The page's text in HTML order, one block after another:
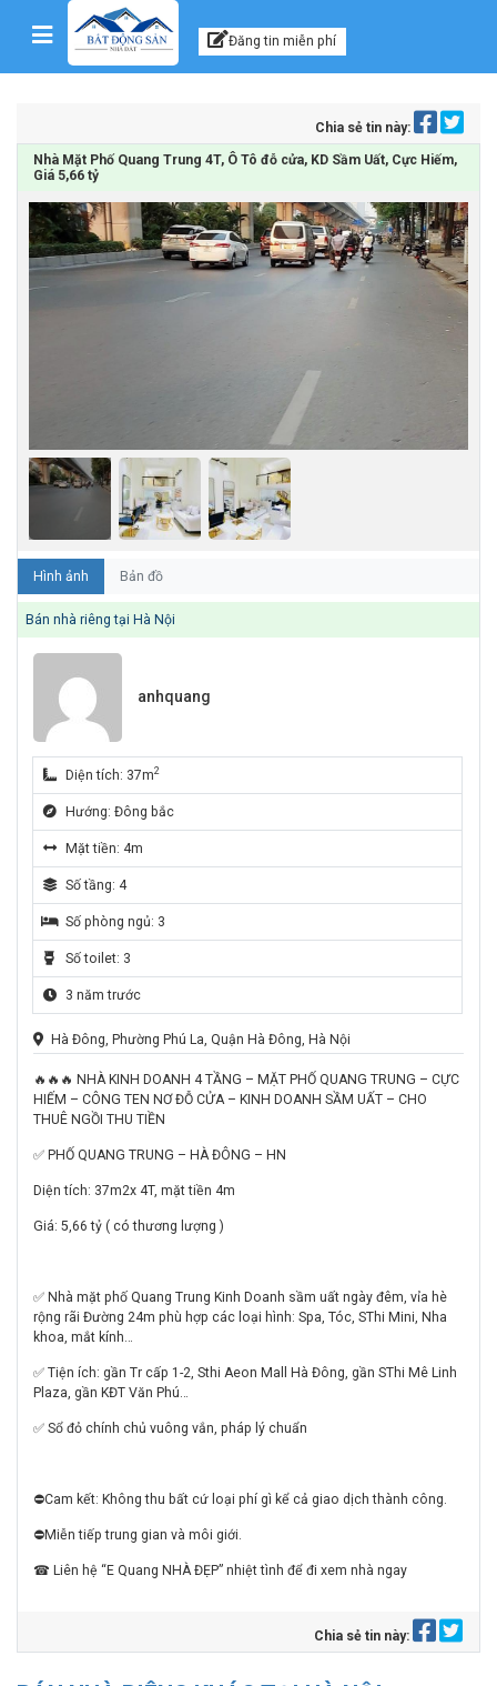
Skip to content Kênh thông tin, tư vấn
Đăng tin miễn phí
Chia sẻ tin này:
Nhà Mặt Phố Quang Trung 4T, Ô Tô đỗ cửa, KD Sầm Uất, Cực Hiếm,
Giá 5,66 tỷ
Hình ảnh Bản đồ
Bán nhà riêng tại Hà Nội
anhquang
Diện tích: 37m2
Hướng: Đông bắc
Mặt tiền: 4m
Số tầng: 4
Số phòng ngủ: 3
Số toilet: 3
3 năm trước
Hà Đông, Phường Phú La, Quận Hà Đông, Hà Nội
🔥🔥🔥 NHÀ KINH DOANH 4 TẦNG – MẶT PHỐ QUANG TRUNG – CỰC
HIẾM – CÔNG TEN NƠ ĐỖ CỬA – KINH DOANH SẦM UẤT – CHO
THUÊ NGỒI THU TIỀN
✅ PHỐ QUANG TRUNG – HÀ ĐÔNG – HN
Diện tích: 37m2x 4T, mặt tiền 4m
Giá: 5,66 tỷ ( có thương lượng )
✅ Nhà mặt phố Quang Trung Kinh Doanh sầm uất ngày đêm, vỉa hè
rộng rãi Đường 24m phù hợp các loại hình: Spa, Tóc, SThi Mini, Nha
khoa, mắt kính…
✅ Tiện ích: gần Tr cấp 1-2, Sthi Aeon Mall Hà Đông, gần SThi Mê Linh
Plaza, gần KĐT Văn Phú…
✅ Sổ đỏ chính chủ vuông vắn, pháp lý chuẩn
⛔Cam kết: Không thu bất cứ loại phí gì kể cả giao dịch thành công.
⛔Miễn tiếp trung gian và môi giới.
☎ Liên hệ “E Quang NHÀ ĐẸP” nhiệt tình để đi xem nhà ngay
Chia sẻ tin này: